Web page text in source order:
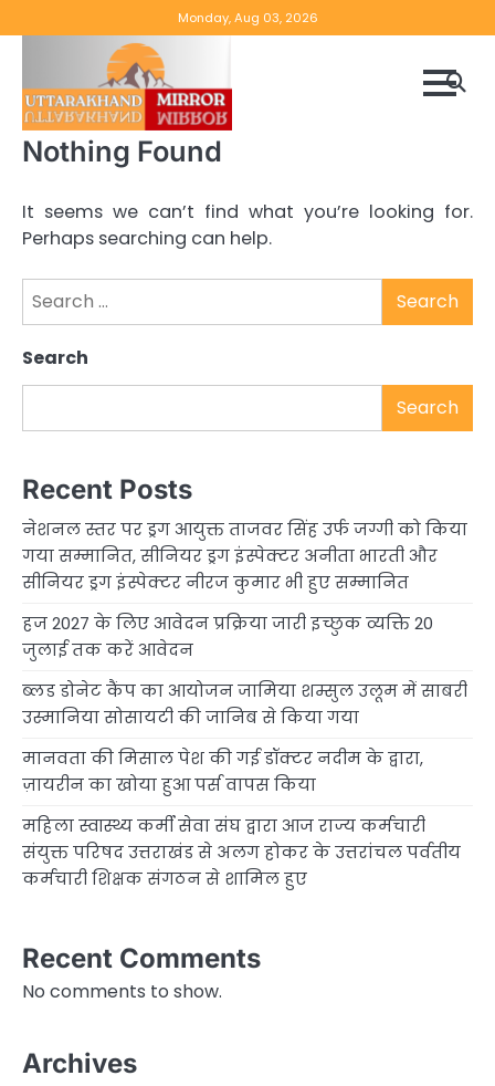
to
Monday, Aug 03, 2026
Nothing Found
It seems we can’t find what you’re looking for.
Perhaps searching can help.
Search
Search
Search
Recent Posts
नेशनल स्तर पर ड्रग आयुक्त ताजवर सिंह उर्फ जग्गी को किया
गया सम्मानित, सीनियर ड्रग इंस्पेक्टर अनीता भारती और
सीनियर ड्रग इंस्पेक्टर नीरज कुमार भी हुए सम्मानित
हज 2027 के लिए आवेदन प्रक्रिया जारी इच्छुक व्यक्ति 20
जुलाई तक करें आवेदन
ब्लड डोनेट कैंप का आयोजन जामिया शम्सुल उलूम में साबरी
उस्मानिया सोसायटी की जानिब से किया गया
मानवता की मिसाल पेश की गई डॉक्टर नदीम के द्वारा,
ज़ायरीन का खोया हुआ पर्स वापस किया
महिला स्वास्थ्य कर्मी सेवा संघ द्वारा आज राज्य कर्मचारी
संयुक्त परिषद उत्तराखंड से अलग होकर के उत्तरांचल पर्वतीय
कर्मचारी शिक्षक संगठन से शामिल हुए
Recent Comments
No comments to show.
Archives